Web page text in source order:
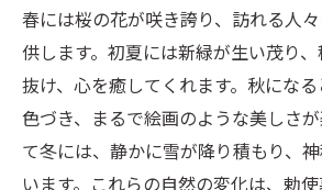
春には桜の花が咲き誇り、訪れる人
供します。初夏には新緑が生い茂り
抜け、心を癒してくれます。秋にな
色づき、まるで絵画のような美しさが
て冬には、静かに雪が降り積もり、神
います。これらの自然の変化は、勅